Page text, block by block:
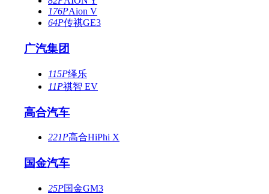
176PAion V
64P传祺GE3
广汽集团
115P绎乐
11P祺智 EV
高合汽车
221P高合HiPhi X
国金汽车
25P国金GM3